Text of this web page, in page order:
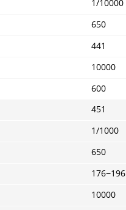
1/10000
650
441
10000
600
451
1/1000
650
176−196
10000